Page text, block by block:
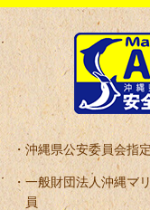
沖縄県公安委員会指
一般財団法人沖縄マ
員